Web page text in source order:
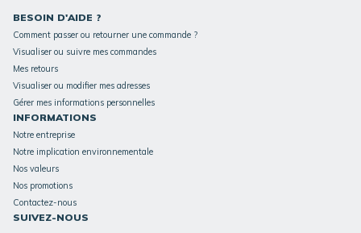
BESOIN D'AIDE ?
Comment passer ou retourner une commande ?
Visualiser ou suivre mes commandes
Mes retours
Visualiser ou modifier mes adresses
Gérer mes informations personnelles
INFORMATIONS
Notre entreprise
Notre implication environnementale
Nos valeurs
Nos promotions
Contactez-nous
SUIVEZ-NOUS